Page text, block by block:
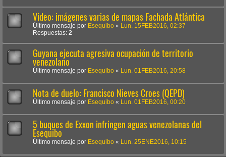
Video: imágenes varias de mapas Fachada Atlántica
Último mensaje por Esequibo «
Lun. 15FEB2016, 02:37
Respuestas: 2
Guyana ejecuta agresiva ocupación de territorio
venezolano
Último mensaje por Esequibo « Lun. 01FEB2016, 20:58
Nota de duelo: Francisco Nieves Croes (QEPD)
Último mensaje por Esequibo « Lun. 01FEB2016, 00:20
5 buques de Exxon infringen aguas venezolanas del
Esequibo
Último mensaje por Esequibo « Lun. 25ENE2016, 10:15